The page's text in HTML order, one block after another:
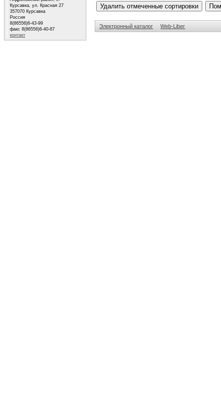
Электронный каталог Web-Liber
Курсавка, ул. Красная 27
357070 Курсавка
Россия
8(86556)6-43-99
факс 8(86556)6-40-87
контакт